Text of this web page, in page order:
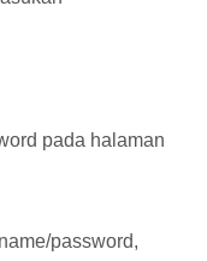
pada halaman
password,